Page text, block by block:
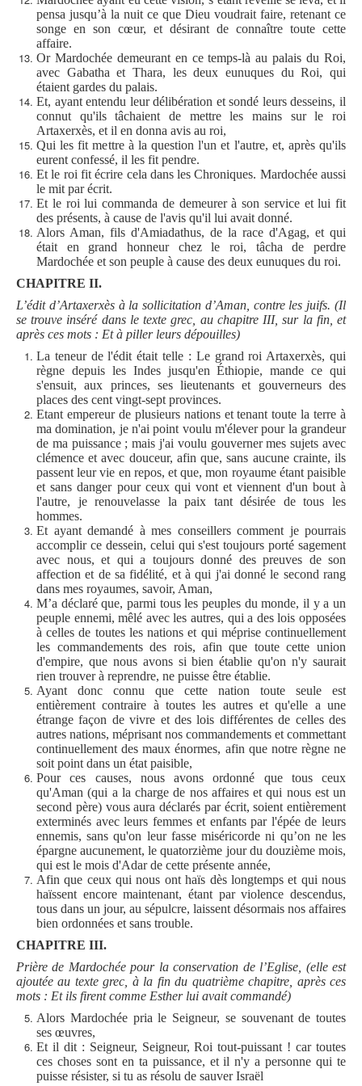
pensa jusqu’à la nuit ce que Dieu voudrait faire, retenant ce
songe en son cœur, et désirant de connaître toute cette
affaire.
Or Mardochée demeurant en ce temps-là au palais du Roi,
avec Gabatha et Thara, les deux eunuques du Roi, qui
étaient gardes du palais.
Et, ayant entendu leur délibération et sondé leurs desseins, il
connut qu'ils tâchaient de mettre les mains sur le roi
Artaxerxès, et il en donna avis au roi,
Qui les fit mettre à la question l'un et l'autre, et, après qu'ils
eurent confessé, il les fit pendre.
Et le roi fit écrire cela dans les Chroniques. Mardochée aussi
le mit par écrit.
Et le roi lui commanda de demeurer à son service et lui fit
des présents, à cause de l'avis qu'il lui avait donné.
Alors Aman, fils d'Amiadathus, de la race d'Agag, et qui
était en grand honneur chez le roi, tâcha de perdre
Mardochée et son peuple à cause des deux eunuques du roi.
CHAPITRE II.
L’édit d’Artaxerxès à la sollicitation d’Aman, contre les juifs. (Il
se trouve inséré dans le texte grec, au chapitre III, sur la fin, et
après ces mots : Et à piller leurs dépouilles)
La teneur de l'édit était telle : Le grand roi Artaxerxès, qui
règne depuis les Indes jusqu'en Éthiopie, mande ce qui
s'ensuit, aux princes, ses lieutenants et gouverneurs des
places des cent vingt-sept provinces.
Etant empereur de plusieurs nations et tenant toute la terre à
ma domination, je n'ai point voulu m'élever pour la grandeur
de ma puissance ; mais j'ai voulu gouverner mes sujets avec
clémence et avec douceur, afin que, sans aucune crainte, ils
passent leur vie en repos, et que, mon royaume étant paisible
et sans danger pour ceux qui vont et viennent d'un bout à
l'autre, je renouvelasse la paix tant désirée de tous les
hommes.
Et ayant demandé à mes conseillers comment je pourrais
accomplir ce dessein, celui qui s'est toujours porté sagement
avec nous, et qui a toujours donné des preuves de son
affection et de sa fidélité, et à qui j'ai donné le second rang
dans mes royaumes, savoir, Aman,
M’a déclaré que, parmi tous les peuples du monde, il y a un
peuple ennemi, mêlé avec les autres, qui a des lois opposées
à celles de toutes les nations et qui méprise continuellement
les commandements des rois, afin que toute cette union
d'empire, que nous avons si bien établie qu'on n'y saurait
rien trouver à reprendre, ne puisse être établie.
Ayant donc connu que cette nation toute seule est
entièrement contraire à toutes les autres et qu'elle a une
étrange façon de vivre et des lois différentes de celles des
autres nations, méprisant nos commandements et commettant
continuellement des maux énormes, afin que notre règne ne
soit point dans un état paisible,
Pour ces causes, nous avons ordonné que tous ceux
qu'Aman (qui a la charge de nos affaires et qui nous est un
second père) vous aura déclarés par écrit, soient entièrement
exterminés avec leurs femmes et enfants par l'épée de leurs
ennemis, sans qu'on leur fasse miséricorde ni qu’on ne les
épargne aucunement, le quatorzième jour du douzième mois,
qui est le mois d'Adar de cette présente année,
Afin que ceux qui nous ont haïs dès longtemps et qui nous
haïssent encore maintenant, étant par violence descendus,
tous dans un jour, au sépulcre, laissent désormais nos affaires
bien ordonnées et sans trouble.
CHAPITRE III.
Prière de Mardochée pour la conservation de l’Eglise, (elle est
ajoutée au texte grec, à la fin du quatrième chapitre, après ces
mots : Et ils firent comme Esther lui avait commandé)
Alors Mardochée pria le Seigneur, se souvenant de toutes
ses œuvres,
Et il dit : Seigneur, Seigneur, Roi tout-puissant ! car toutes
ces choses sont en ta puissance, et il n'y a personne qui te
puisse résister, si tu as résolu de sauver Israël